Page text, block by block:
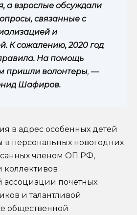
а взрослые обсуждали
связанные с
и
К сожалению, 2020 год
На помощь
пришли волонтеры, —
Шафиров.
в адрес особенных детей
персональных новогодних
членом ОП РФ,
коллективов
почетных
и талантливой
общественной